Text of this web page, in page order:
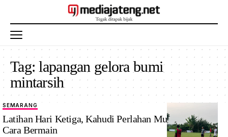
Tag:lapangan gelora bumi
mintarsih
SEMARANG
Latihan Hari Ketiga, Kahudi Perlahan Mulai Kenalkan
Cara Bermain